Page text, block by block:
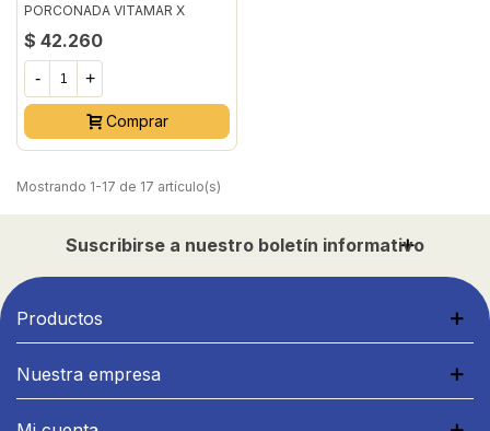
PORCONADA VITAMAR X
900GR
$ 42.260
- +
Comprar
Mostrando 1-17 de 17 artículo(s)
Suscribirse a nuestro boletín informativo
Productos
Nuestra empresa